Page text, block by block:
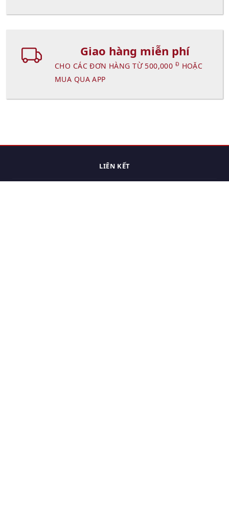
Giao hàng miễn phí
CHO CÁC ĐƠN HÀNG TỪ 500,000 Đ HOẶC
MUA QUA APP
LIÊN KẾT